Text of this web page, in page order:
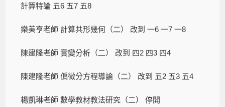
計算特論 五6 五7 五8
樂美亨老師 計算共形幾何（二） 改到 一6 一7 一8
陳建隆老師 實變分析（二） 改到 四2 四3 四4
陳建隆老師 偏微分方程導論（二） 改到 五2 五3 五4
楊凱琳老師 數學教材教法研究（二） 停開